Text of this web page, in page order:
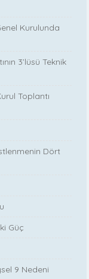
Kurulunda
3’lüsü Teknik
Toplantı
Dört
Güç
9 Nedeni